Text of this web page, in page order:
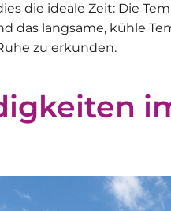
die ideale Zeit: Die
das langsame, kühle
zu erkunden.